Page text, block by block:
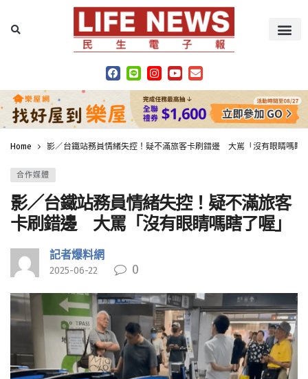
Home 影／台鐵站務員情緒失控！疑不滿旅客卡刷錯邊 大罵「沒有眼睛嗎瞎
合作媒體
影／台鐵站務員情緒失控！疑不滿旅客
卡刷錯邊 大罵「沒有眼睛嗎瞎了喔」
記者爆料網
2025-06-22 0